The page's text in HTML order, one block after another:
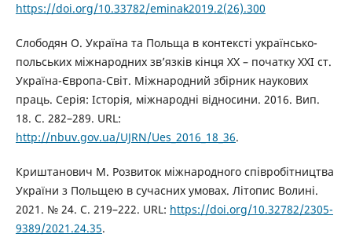
https://doi.org/10.33782/eminak2019.2(26).300
Слободян О. Україна та Польща в контексті українсько-
польських міжнародних зв’язків кінця ХХ – початку ХХІ ст.
Україна-Європа-Світ. Міжнародний збірник наукових
праць. Серія: Історія, міжнародні відносини. 2016. Вип.
18. С. 282–289. URL:
http://nbuv.gov.ua/UJRN/Ues_2016_18_36.
Криштанович М. Розвиток міжнародного співробітництва
України з Польщею в сучасних умовах. Літопис Волині.
2021. № 24. С. 219–222. URL: https://doi.org/10.32782/2305-
9389/2021.24.35.